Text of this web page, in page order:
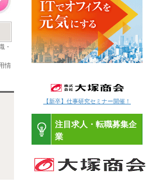
・
情
【新卒】仕事研究セミナー開催！
注目求人・転職募集企
業